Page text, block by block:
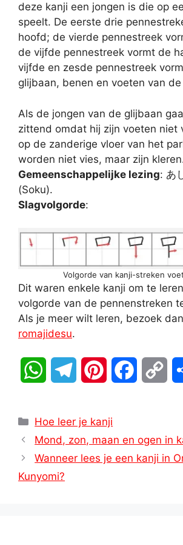
deze kanji een jongen is die op
speelt. De eerste drie
hoofd; de vierde pennestreek
de vijfde pennestreek vormt de
vijfde en zesde pennestreek
glijbaan, benen en voeten van
Als de jongen van de glijbaan
zittend omdat hij zijn voeten niet
op de zanderige vloer van het
worden niet vies, maar zijn
Gemeenschappelijke lezing: あ
(Soku).
Slagvolgorde:
Volgorde van kanji-streken
Dit waren enkele kanji om te
volgorde van de pennenstreken
Als je meer wilt leren, bezoek
romajidesu.
W
a
t
s
e
n
t e y
Categorieën
Hoe leer je kanji
Mond, zon, maan en ogen in
Wanneer lees je een kanji in
Kunyomi?